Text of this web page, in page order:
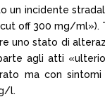
un incidente
off 300 mg/
uno stato di
agli atti
ma con
l.